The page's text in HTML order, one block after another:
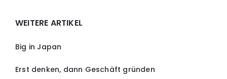
WEITERE ARTIKEL
Big in Japan
Erst denken, dann Geschäft gründen